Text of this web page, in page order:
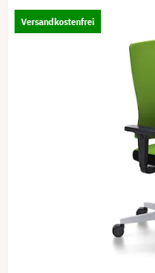
Versandkostenfrei